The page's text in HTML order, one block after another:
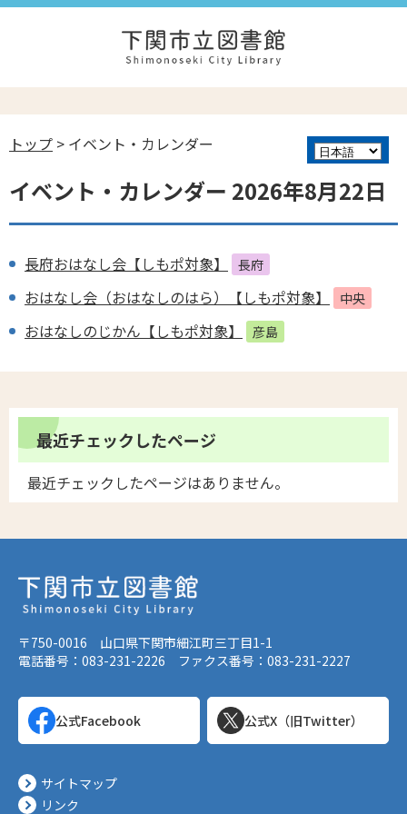
トップ > イベント・カレンダー
イベント・カレンダー 2026年8月22日
長府おはなし会【しもポ対象】 長府
おはなし会（おはなしのはら）【しもポ対象】 中央
おはなしのじかん【しもポ対象】 彦島
最近チェックしたページ
最近チェックしたページはありません。
〒750-0016 山口県下関市細江町三丁目1-1
電話番号：083-231-2226 ファクス番号：083-231-2227
公式Facebook 公式X（旧Twitter）
サイトマップ
リンク